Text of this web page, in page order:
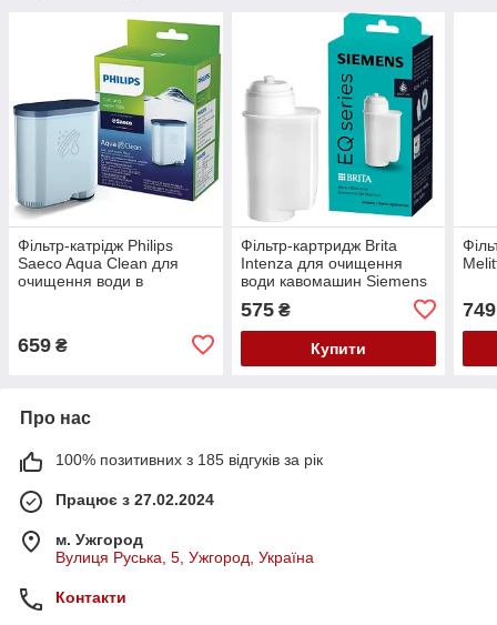
Фільтр-катрідж Philips
Saeco Aqua Clean для
очищення води в
659 ₴
Фільтр-картридж Brita
Intenza для очищення
води кавомашин Siemens
575₴
Купити
749
Про нас
100% позитивних з 185 відгуків за рік
Працює з 27.02.2024
м. Ужгород
Вулиця Руська, 5, Ужгород, Україна
Контакти